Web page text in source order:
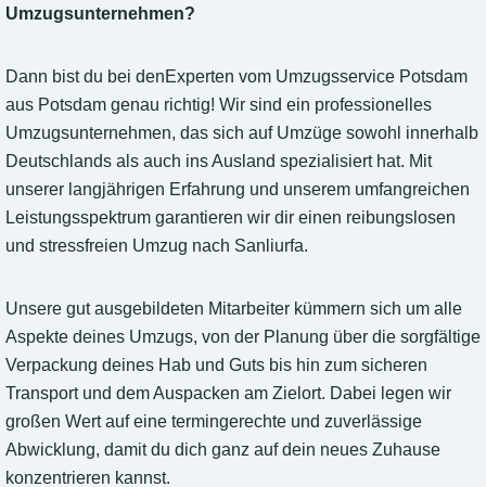
Umzugsunternehmen?
Dann bist du bei denExperten vom Umzugsservice Potsdam
aus Potsdam genau richtig! Wir sind ein professionelles
Umzugsunternehmen, das sich auf Umzüge sowohl innerhalb
Deutschlands als auch ins Ausland spezialisiert hat. Mit
unserer langjährigen Erfahrung und unserem umfangreichen
Leistungsspektrum garantieren wir dir einen reibungslosen
und stressfreien Umzug nach Sanliurfa.
Unsere gut ausgebildeten Mitarbeiter kümmern sich um alle
Aspekte deines Umzugs, von der Planung über die sorgfältige
Verpackung deines Hab und Guts bis hin zum sicheren
Transport und dem Auspacken am Zielort. Dabei legen wir
großen Wert auf eine termingerechte und zuverlässige
Abwicklung, damit du dich ganz auf dein neues Zuhause
konzentrieren kannst.